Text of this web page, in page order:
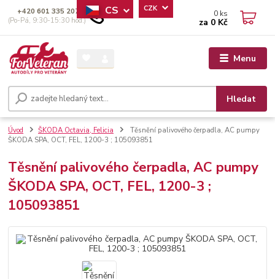
Menu
CS CZK
Hledat
+420 601 335 207
(Po-Pá, 9:30-15:30 hod.)
0 ks
za 0 Kč
Úvod ŠKODA Octavia, Felicia
Těsnění palivového čerpadla, AC pumpy
ŠKODA SPA, OCT, FEL, 1200-3 ; 105093851
Těsnění palivového čerpadla, AC pumpy
ŠKODA SPA, OCT, FEL, 1200-3 ;
105093851